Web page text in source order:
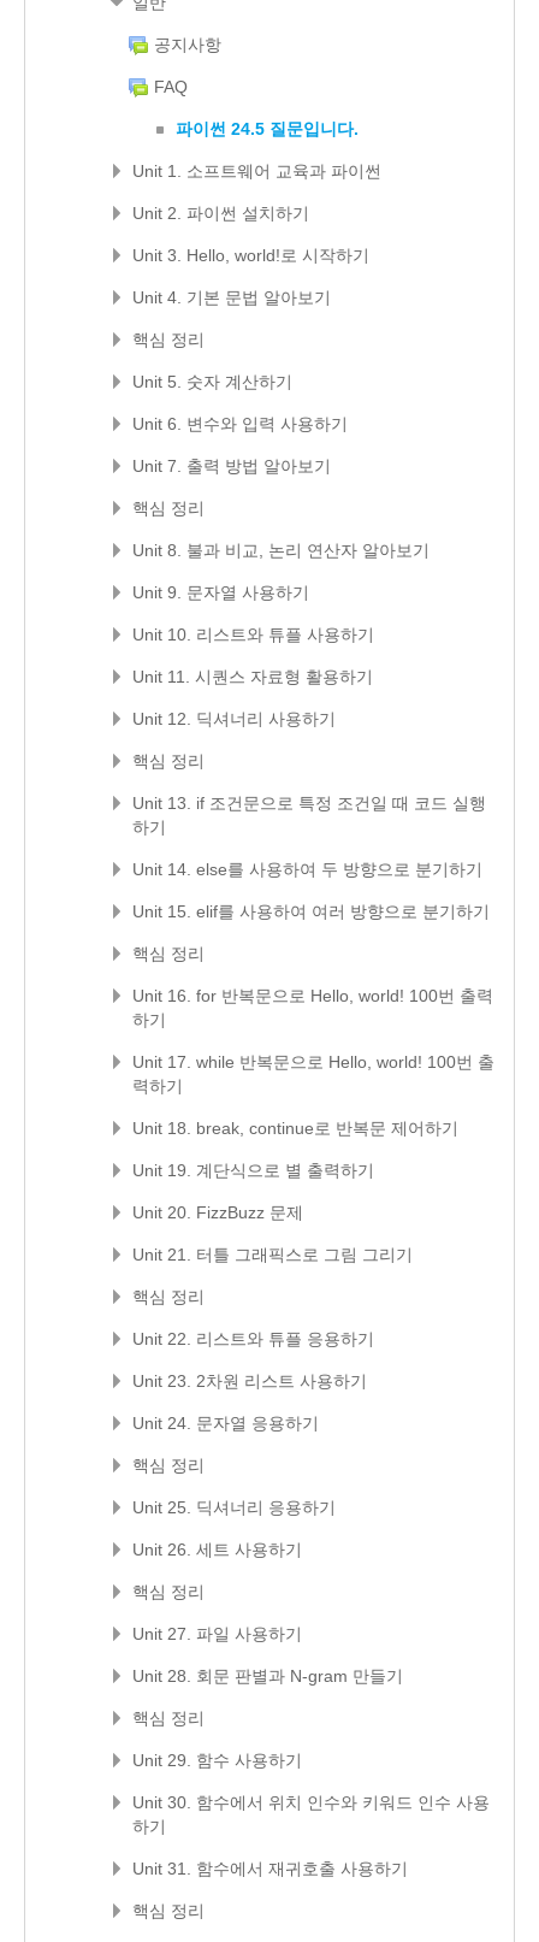
공지사항
FAQ
파이썬 24.5 질문입니다.
Unit 1. 소프트웨어 교육과 파이썬
Unit 2. 파이썬 설치하기
Unit 3. Hello, world!로 시작하기
Unit 4. 기본 문법 알아보기
핵심 정리
Unit 5. 숫자 계산하기
Unit 6. 변수와 입력 사용하기
Unit 7. 출력 방법 알아보기
핵심 정리
Unit 8. 불과 비교, 논리 연산자 알아보기
Unit 9. 문자열 사용하기
Unit 10. 리스트와 튜플 사용하기
Unit 11. 시퀀스 자료형 활용하기
Unit 12. 딕셔너리 사용하기
핵심 정리
Unit 13. if 조건문으로 특정 조건일 때 코드 실행
하기
Unit 14. else를 사용하여 두 방향으로 분기하기
Unit 15. elif를 사용하여 여러 방향으로 분기하기
핵심 정리
Unit 16. for 반복문으로 Hello, world! 100번 출력
하기
Unit 17. while 반복문으로 Hello, world! 100번 출
력하기
Unit 18. break, continue로 반복문 제어하기
Unit 19. 계단식으로 별 출력하기
Unit 20. FizzBuzz 문제
Unit 21. 터틀 그래픽스로 그림 그리기
핵심 정리
Unit 22. 리스트와 튜플 응용하기
Unit 23. 2차원 리스트 사용하기
Unit 24. 문자열 응용하기
핵심 정리
Unit 25. 딕셔너리 응용하기
Unit 26. 세트 사용하기
핵심 정리
Unit 27. 파일 사용하기
Unit 28. 회문 판별과 N-gram 만들기
핵심 정리
Unit 29. 함수 사용하기
Unit 30. 함수에서 위치 인수와 키워드 인수 사용
하기
Unit 31. 함수에서 재귀호출 사용하기
핵심 정리